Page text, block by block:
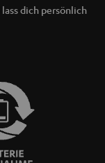
dich persönlich